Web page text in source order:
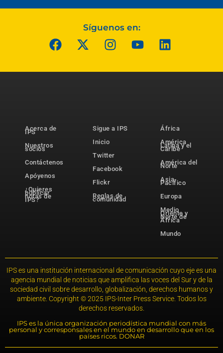
Síguenos en:
Acerca de
IPS
Nuestros
socios
Contáctenos
Apóyenos
¿Quieres
publicar
notas de
IPS?
Sigue a IPS
Inicio
Twitter
Facebook
Flickr
Reglas de
comunidad
África
América
Latina y el
Caribe
América del
Norte
Asia-
Pacífico
Europa
Medio
Oriente y
Norte de
África
Mundo
IPS es una institución internacional de comunicación cuyo eje es una
agencia mundial de noticias que amplifica las voces del Sur y de la
sociedad civil sobre desarrollo, globalización, derechos humanos y
ambiente. Copyright © 2025 IPS-Inter Press Service. Todos los
derechos reservados.
IPS es la única organización periodística mundial con más
personal y corresponsales en el mundo en desarrollo que en los
países ricos. DONAR